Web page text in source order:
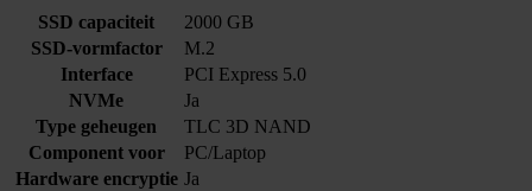
SSD capaciteit
2000 GB
SSD-vormfactor
M.2
Interface
PCI Express 5.0
NVMe
Ja
Type geheugen
TLC 3D NAND
Component voor
PC/Laptop
Hardware encryptie Ja